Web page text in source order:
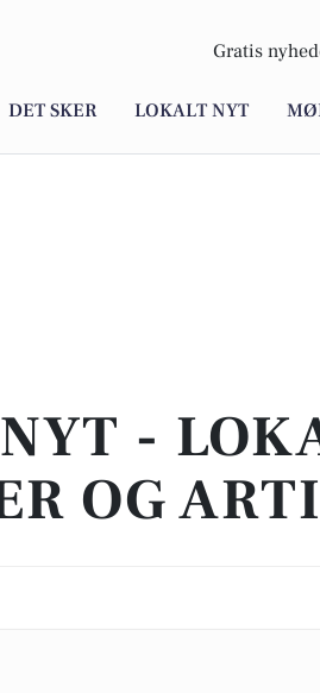
Gratis
DET SKER LOKALT NYT
-
OG